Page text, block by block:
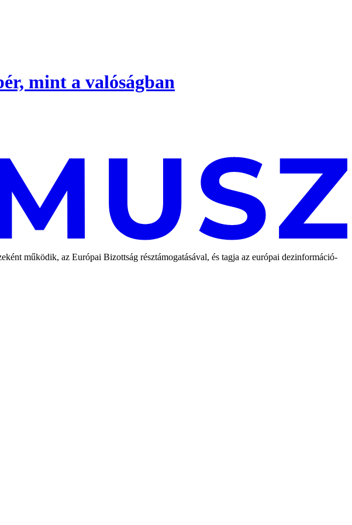
mint a valóságban
működik, az Európai Bizottság résztámogatásával, és tagja az európai dezinformáció-